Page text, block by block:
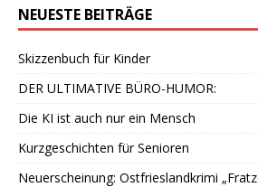
NEUESTE BEITRÄGE
Skizzenbuch für Kinder
DER ULTIMATIVE BÜRO-HUMOR:
Die KI ist auch nur ein Mensch
Kurzgeschichten für Senioren
Neuerscheinung: Ostfrieslandkrimi